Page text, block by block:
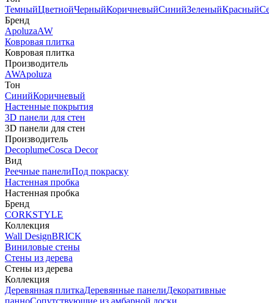
ТемныйЦветнойЧерныйКоричневыйСинийЗеленыйКрасный
Бренд
ApoluzaAW
Ковровая плитка
Ковровая плитка
Производитель
AWApoluza
Тон
СинийКоричневый
Настенные покрытия
3D панели для стен
3D панели для стен
Производитель
DecoplumeCosca Decor
Вид
Реечные панелиПод покраску
Настенная пробка
Настенная пробка
Бренд
CORKSTYLE
Коллекция
Wall DesignBRICK
Виниловые стены
Стены из дерева
Стены из дерева
Коллекция
Деревянная плиткаДеревянные панелиДекоративные
панноСопутствующие из амбарной доски